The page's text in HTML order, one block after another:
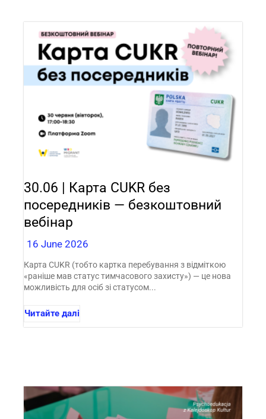
30.06 | Карта CUKR без
посередників — безкоштовний
вебінар
16 June 2026
Карта CUKR (тобто картка перебування з відміткою
«раніше мав статус тимчасового захисту») — це нова
можливість для осіб зі статусом...
Читайте далі